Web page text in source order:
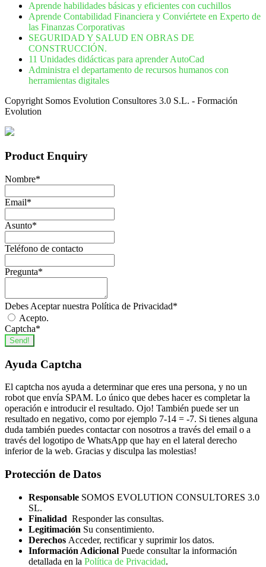
Aprende habilidades básicas y eficientes con cuchillos
Aprende Contabilidad Financiera y Conviértete en Experto de
las Finanzas Corporativas
SEGURIDAD Y SALUD EN OBRAS DE
CONSTRUCCIÓN.
11 Unidades didácticas para aprender AutoCad
Administra el departamento de recursos humanos con
herramientas digitales
Copyright Somos Evolution Consultores 3.0 S.L. - Formación
Evolution
Product Enquiry
Nombre*
Email*
Asunto*
Teléfono de contacto
Pregunta*
Debes Aceptar nuestra Política de Privacidad*
Acepto.
Captcha*
Send!
Ayuda Captcha
El captcha nos ayuda a determinar que eres una persona, y no un
robot que envía SPAM. Lo único que debes hacer es completar la
operación e introducir el resultado. Ojo! También puede ser un
resultado en negativo, como por ejemplo 7-14 = -7. Si tienes alguna
duda también puedes contactar con nosotros a través del email o a
través del logotipo de WhatsApp que hay en el lateral derecho
inferior de la web. Gracias y disculpa las molestias!
Protección de Datos
Responsable SOMOS EVOLUTION CONSULTORES 3.0
SL.
Finalidad Responder las consultas.
Legitimación Su consentimiento.
Derechos Acceder, rectificar y suprimir los datos.
Información Adicional Puede consultar la información
detallada en la Política de Privacidad.